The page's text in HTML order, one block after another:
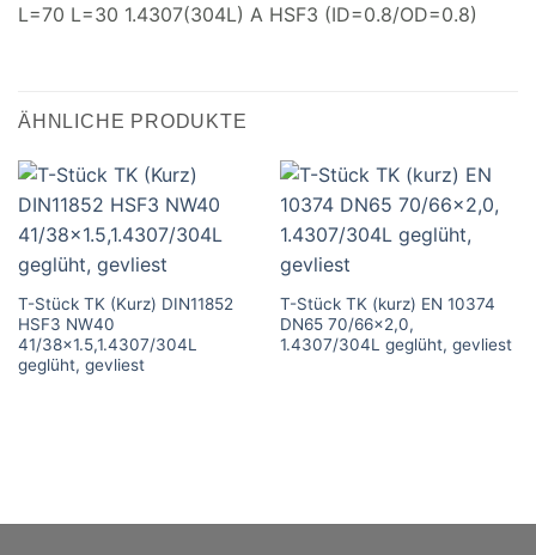
L=70 L=30 1.4307(304L) A HSF3 (ID=0.8/OD=0.8)
ÄHNLICHE PRODUKTE
T-Stück TK (Kurz) DIN11852
HSF3 NW40
41/38×1.5,1.4307/304L
geglüht, gevliest
T-Stück TK (kurz) EN 10374
DN65 70/66×2,0,
1.4307/304L geglüht, gevliest